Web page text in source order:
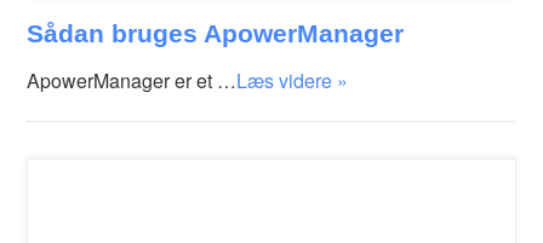
Sådan bruges ApowerManager
ApowerManager er et …Læs videre »